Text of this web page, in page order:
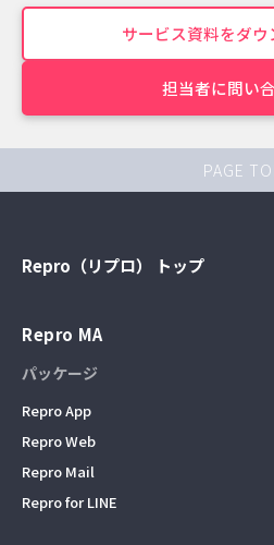
サービス資料をダウ
担当者に問い
PAGE
Repro（リプロ） トップ
Repro MA
パッケージ
Repro App
Repro Web
Repro Mail
Repro for LINE